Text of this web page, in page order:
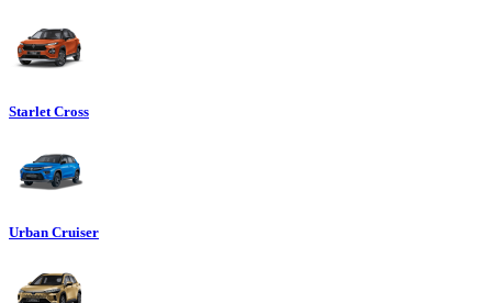
Starlet Cross
Urban Cruiser